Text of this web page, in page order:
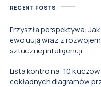
RECENT POSTS
Przyszła perspektywa:
ewoluują wraz z
sztucznej inteligencji
Lista kontrolna: 10
dokładnych diagramów